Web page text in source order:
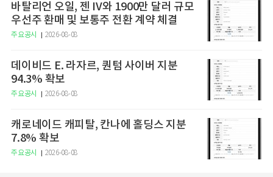
바탈리언 오일, 젠 IV와 1900만 달러 규모
우선주 환매 및 보통주 전환 계약 체결
주요공시 2026-08-08
데이비드 E. 라자르, 퀀텀 사이버 지분
94.3% 확보
주요공시 2026-08-08
캐로네이드 캐피탈, 칸나에 홀딩스 지분
7.8% 확보
주요공시 2026-08-08